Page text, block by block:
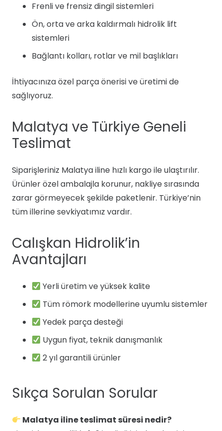
Frenli ve frensiz dingil sistemleri
Ön, orta ve arka kaldırmalı hidrolik lift
sistemleri
Bağlantı kolları, rotlar ve mil başlıkları
İhtiyacınıza özel parça önerisi ve üretimi de
sağlıyoruz.
Malatya ve Türkiye Geneli
Teslimat
Siparişleriniz Malatya iline hızlı kargo ile ulaştırılır.
Ürünler özel ambalajla korunur, nakliye sırasında
zarar görmeyecek şekilde paketlenir. Türkiye’nin
tüm illerine sevkiyatımız vardır.
Calışkan Hidrolik’in
Avantajları
Yerli üretim ve yüksek kalite
Tüm römork modellerine uyumlu sistemler
Yedek parça desteği
Uygun fiyat, teknik danışmanlık
2 yıl garantili ürünler
Sıkça Sorulan Sorular
Malatya iline teslimat süresi nedir?